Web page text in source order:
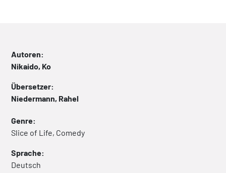
Autoren:
Nikaido, Ko
Übersetzer:
Niedermann, Rahel
Genre:
Slice of Life, Comedy
Sprache:
Deutsch